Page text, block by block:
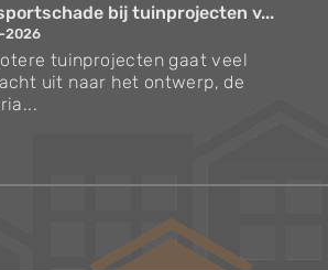
bij tuinprojecten v...
2026
tuinprojecten gaat veel
uit naar het ontwerp, de